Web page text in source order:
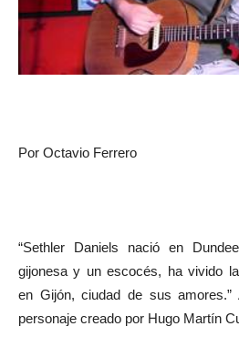
Por Octavio Ferrero
“Sethler Daniels nació en
gijonesa y un escocés, ha vivido
en Gijón, ciudad de sus amores.”
personaje creado por Hugo Martín